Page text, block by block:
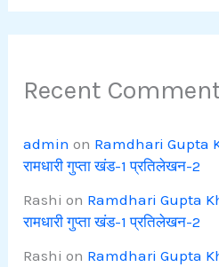
Recent
admin on Ramdhari Gupta
रामधारी गुप्ता खंड-1 प्रतिलेखन-2
Rashi on Ramdhari Gupta
रामधारी गुप्ता खंड-1 प्रतिलेखन-2
Rashi on Ramdhari Gupta